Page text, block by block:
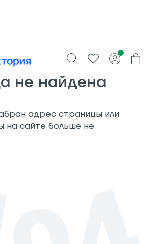
не найдена
адрес страницы или
на сайте больше не